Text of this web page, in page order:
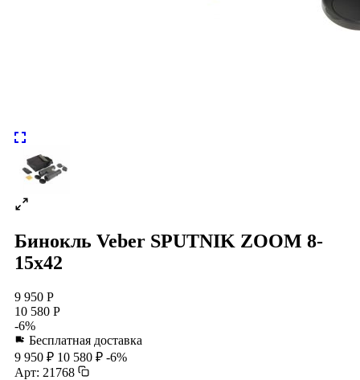
Бинокль Veber SPUTNIK ZOOM 8-
15х42
9 950 Р
10 580 Р
-6%
Бесплатная доставка
9 950 ₽ 10 580 ₽ -6%
Арт: 21768